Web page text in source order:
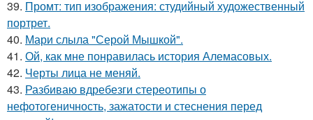
39. Промт: тип изображения: студийный художественный
портрет.
40. Мари слыла "Серой Мышкой".
41. Ой, как мне понравилась история Алемасовых.
42. Черты лица не меняй.
43. Разбиваю вдребезги стереотипы о
нефотогеничность, зажатости и стеснения перед